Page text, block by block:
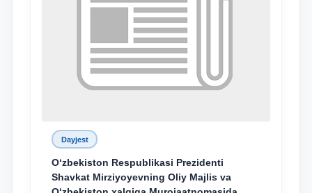
Dayjest
O‘zbekiston Respublikasi Prezidenti
Shavkat Mirziyoyevning Oliy Majlis va